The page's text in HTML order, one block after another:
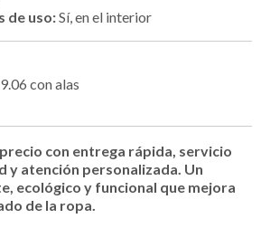
de uso:Sí, en el interior
con alas
con entrega rápida, servicio
y atención personalizada. Un
ecológico y funcional que mejora
de la ropa.